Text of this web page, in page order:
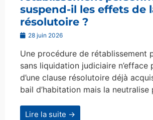
suspend-il les effets de
résolutoire ?
28 juin 2026
Une procédure de rétablissement
sans liquidation judiciaire n’efface
d’une clause résolutoire déjà
bail d’habitation mais la neutralise
Lire la suite →